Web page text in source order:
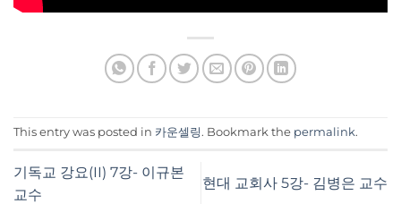
This entry was posted in 카운셀링 . Bookmark the permalink.
기독교 강요(II) 7강- 이규본
교수
현대 교회사 5강- 김병은 교수